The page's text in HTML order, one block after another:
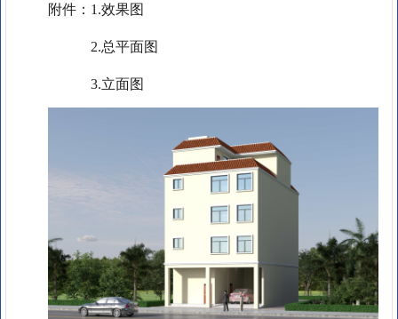
附件：1.效果图
2.总平面图
3.立面图